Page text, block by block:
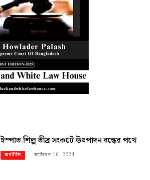
ইস্পাত শিল্প তীব্র সংকটে উৎপাদন বন্ধের পথে
অর্থনীতি অক্টোবর 16, 2024